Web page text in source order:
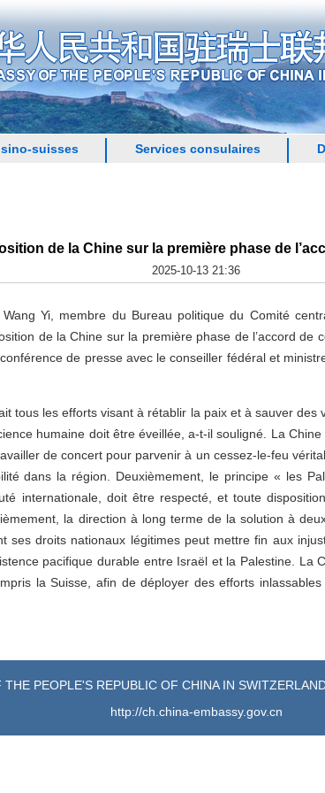
suisses Services consulaires
de la Chine sur la première phase de
2025-10-13 21:36
Yi, membre du Bureau politique du Comité
de la Chine sur la première phase de l’accord de
de presse avec le conseiller fédéral et
tous les efforts visant à rétablir la paix et à sauver
humaine doit être éveillée, a-t-il souligné. La
de concert pour parvenir à un cessez-le-feu
dans la région. Deuxièmement, le principe « les
internationale, doit être respecté, et toute
la direction à long terme de la solution à
ses droits nationaux légitimes peut mettre fin aux
pacifique durable entre Israël et la Palestine. La
la Suisse, afin de déployer des efforts
THE PEOPLE'S REPUBLIC OF CHINA IN
http://ch.china-embassy.gov.cn